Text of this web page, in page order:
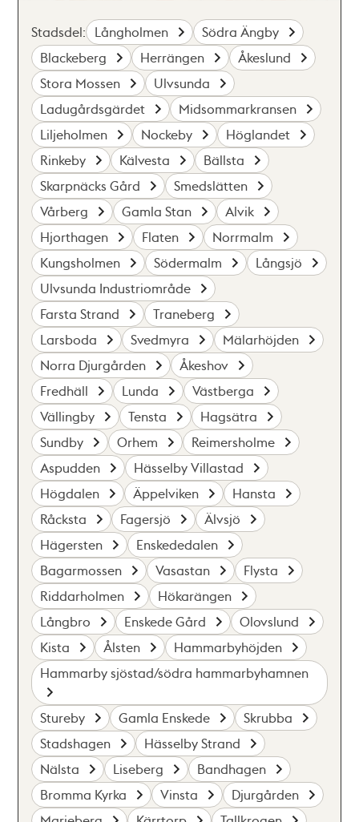
Stadsdel: Långholmen
Södra Ängby
Blackeberg
Herrängen
Åkeslund
Stora Mossen
Ulvsunda
Ladugårdsgärdet
Midsommarkransen
Liljeholmen
Nockeby
Höglandet
Rinkeby
Kälvesta
Bällsta
Skarpnäcks Gård
Smedslätten
Vårberg
Gamla Stan
Alvik
Hjorthagen
Flaten
Norrmalm
Kungsholmen
Södermalm
Långsjö
Ulvsunda Industriområde
Farsta Strand
Traneberg
Larsboda
Svedmyra
Mälarhöjden
Norra Djurgården
Åkeshov
Fredhäll
Lunda
Västberga
Vällingby
Tensta
Hagsätra
Sundby
Orhem
Reimersholme
Aspudden
Hässelby Villastad
Högdalen
Äppelviken
Hansta
Råcksta
Fagersjö
Älvsjö
Hägersten
Enskededalen
Bagarmossen
Vasastan
Flysta
Riddarholmen
Hökarängen
Långbro
Enskede Gård
Olovslund
Kista
Ålsten
Hammarbyhöjden
Hammarby sjöstad/södra hammarbyhamnen
Stureby Gamla Enskede
Skrubba
Stadshagen
Hässelby Strand
Nälsta
Liseberg
Bandhagen
Bromma Kyrka
Vinsta
Djurgården